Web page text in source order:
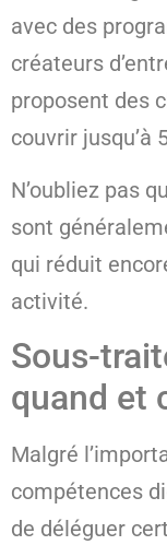
avec des
créateurs
proposent des
couvrir jusqu’à
N’oubliez pas
sont
qui réduit
activité.
Sous-
quand et
Malgré
compétences
de déléguer